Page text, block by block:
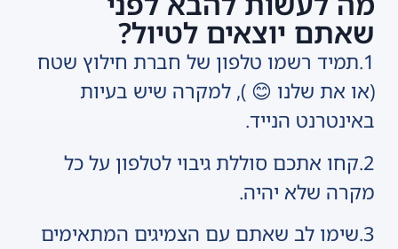
שאתם יוצאים לטיול?
1.תמיד רשמו טלפון של חברת חילוץ שטח
(או את שלנו 😊 ), למקרה שיש בעיות
באינטרנט הנייד.
2.קחו אתכם סוללת גיבוי לטלפון על כל
מקרה שלא יהיה.
3.שימו לב שאתם עם הצמיגים המתאימים